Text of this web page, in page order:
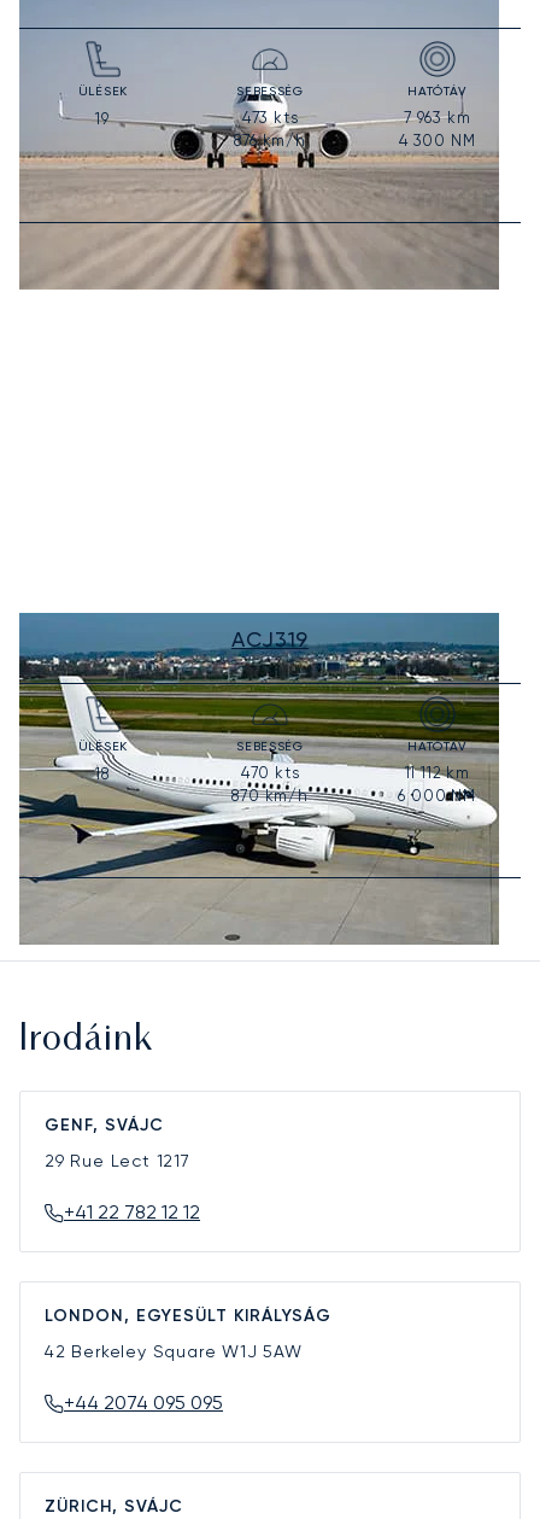
ÜLÉSEK
19
SEBESSÉG
473kts
876km/h
HATÓTÁV
7 963km
4 300 NM
ACJ319
ÜLÉSEK
18
SEBESSÉG
470 kts
870km/h
HATÓTÁV
11 112km
6 000NM
Irodáink
GENF, SVÁJC
29 Rue Lect 1217
+41 22 782 12 12
LONDON, EGYESÜLT KIRÁLYSÁG
42 Berkeley SquareW1J 5AW
+44 2074 095 095
ZÜRICH, SVÁJC